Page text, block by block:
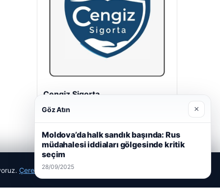
Cengiz Sigorta
23/06/2026
Çerez Politikamız
Göz Atın ×
Moldova’da halk sandık başında: Rus
müdahalesi iddiaları gölgesinde kritik
seçim
28/09/2025